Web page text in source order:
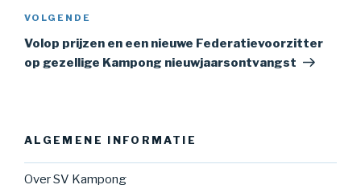
Volgend
bericht
VOLGENDE
Volop prijzen en een nieuwe Federatievoorzitter
op gezellige Kampong nieuwjaarsontvangst
ALGEMENE INFORMATIE
Over SV Kampong